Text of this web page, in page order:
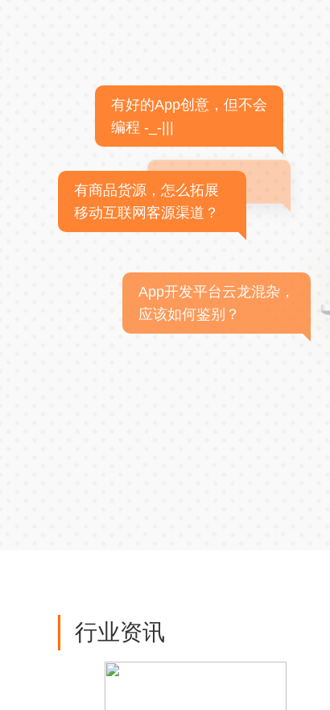
有好的App创意，但不会
编程 -_-|||
有商品货源，怎么拓展
移动互联网客源渠道？
App开发平台云龙混杂，
应该如何鉴别？
行业资讯